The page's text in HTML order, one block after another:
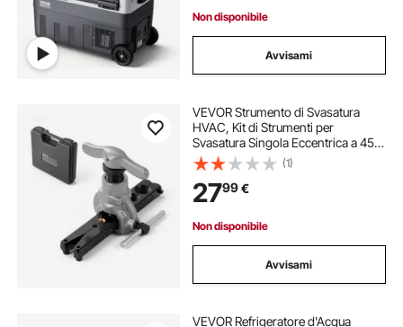
Non disponibile
Avvisami
VEVOR Strumento di Svasatura
HVAC, Kit di Strumenti per
Svasatura Singola Eccentrica a 45°
per Tubi in Rame e Alluminio da
4,76 mm a 19 mm, per Riparazione
di Condizionatori d'Aria e
Refrigeratori
(1)
2799€
Non disponibile
Avvisami
VEVOR Refrigeratore d'Acqua